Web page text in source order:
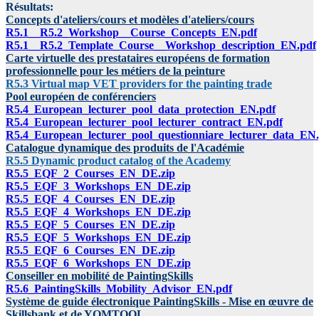
Résultats:
Concepts d'ateliers/cours et modèles d'ateliers/cours
R5.1__R5.2_Workshop__Course_Concepts_EN.pdf
R5.1__R5.2_Template_Course__Workshop_description_EN.pdf
Carte virtuelle des prestataires européens de formation
professionnelle pour les métiers de la peinture
R5.3 Virtual map VET providers for the painting trade
Pool européen de conférenciers
R5.4_European_lecturer_pool_data_protection_EN.pdf
R5.4_European_lecturer_pool_lecturer_contract_EN.pdf
Catalogue dynamique des produits de l'Académie
R5.5 Dynamic product catalog of the Academy
R5.5_EQF_2_Courses_EN_DE.zip
R5.5_EQF_3_Workshops_EN_DE.zip
R5.5_EQF_4_Courses_EN_DE.zip
R5.5_EQF_4_Workshops_EN_DE.zip
R5.5_EQF_5_Courses_EN_DE.zip
R5.5_EQF_5_Workshops_EN_DE.zip
R5.5_EQF_6_Courses_EN_DE.zip
R5.5_EQF_6_Workshops_EN_DE.zip
Conseiller en mobilité de PaintingSkills
R5.6_PaintingSkills_Mobility_Advisor_EN.pdf
Système de guide électronique PaintingSkills - Mise en œuvre de